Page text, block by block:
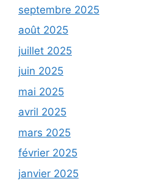
septembre 2025
août 2025
juillet 2025
juin 2025
mai 2025
avril 2025
mars 2025
février 2025
janvier 2025